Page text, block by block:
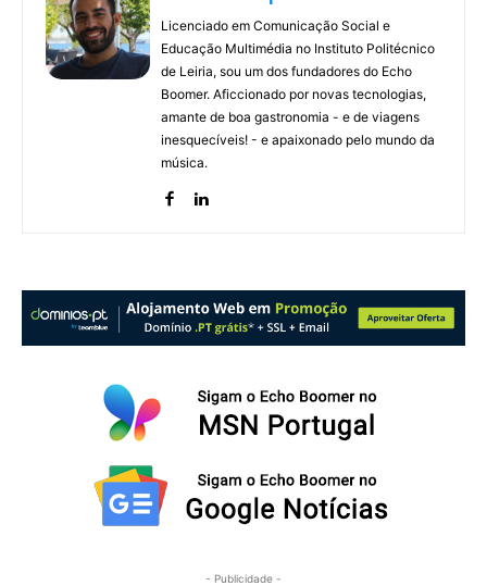
Licenciado em Comunicação Social e
Educação Multimédia no Instituto Politécnico
de Leiria, sou um dos fundadores do Echo
Boomer. Aficcionado por novas tecnologias,
amante de boa gastronomia - e de viagens
inesquecíveis! - e apaixonado pelo mundo da
música.
- Publicidade -